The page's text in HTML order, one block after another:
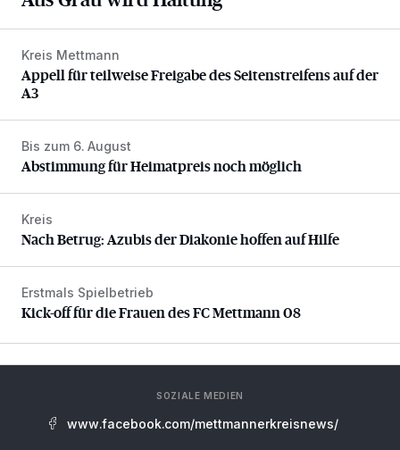
Appell für teilweise Freigabe des Seitenstreifens auf der A3
Kreis Mettmann
Appell für teilweise Freigabe des Seitenstreifens auf der
A3
Abstimmung für Heimatpreis noch möglich
Bis zum 6. August
Abstimmung für Heimatpreis noch möglich
Nach Betrug: Azubis der Diakonie hoffen auf Hilfe
Kreis
Nach Betrug: Azubis der Diakonie hoffen auf Hilfe
Kick-off für die Frauen des FC Mettmann 08
Erstmals Spielbetrieb
Kick-off für die Frauen des FC Mettmann 08
SOZIALE MEDIEN
www.facebook.com/mettmannerkreisnews/